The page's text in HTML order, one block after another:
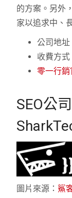
的方案。另外
家以追求中、
公司地
收費方式
零一行銷
SEO公
圖片來源： 鯊